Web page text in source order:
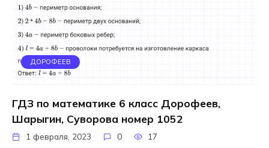
ДОРОФЕЕВ
ГДЗ по математике 6 класс Дорофеев,
Шарыгин, Суворова номер 1052
1 февраля, 2023 0 17